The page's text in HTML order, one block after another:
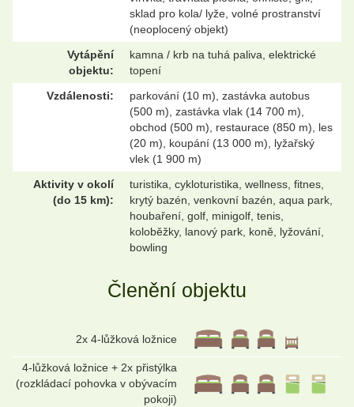
sklad pro kola/ lyže, volné prostranství
(neoplocený objekt)
Vytápění
objektu:
kamna / krb na tuhá paliva, elektrické
topení
Vzdálenosti:
parkování (10 m), zastávka autobus
(500 m), zastávka vlak (14 700 m),
obchod (500 m), restaurace (850 m), les
(20 m), koupání (13 000 m), lyžařský
vlek (1 900 m)
Aktivity v okolí
(do 15 km):
turistika, cykloturistika, wellness, fitnes,
krytý bazén, venkovní bazén, aqua park,
houbaření, golf, minigolf, tenis,
koloběžky, lanový park, koně, lyžování,
bowling
Členění objektu
2x 4-lůžková ložnice
4-lůžková ložnice + 2x přistýlka
(rozkládací pohovka v obývacím
pokoji)